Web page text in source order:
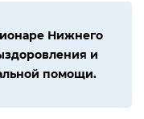
Нижнего
и
помощи.